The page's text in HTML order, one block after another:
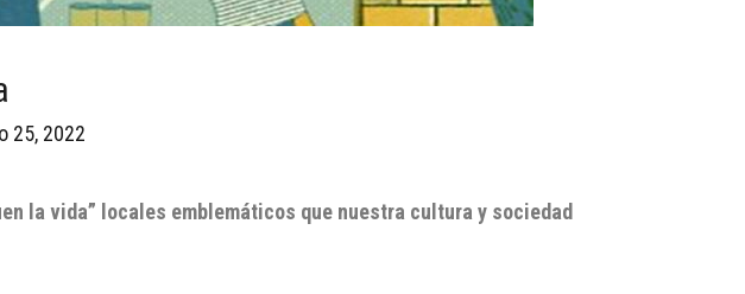
25, 2022
la vida” locales emblemáticos que nuestra cultura y sociedad